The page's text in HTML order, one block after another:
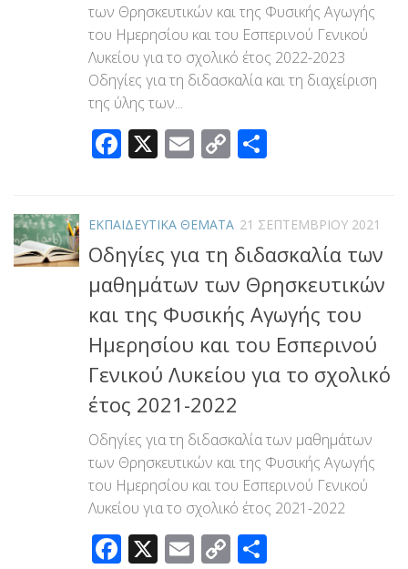
των Θρησκευτικών και της Φυσικής Αγωγής
του Ημερησίου και του Εσπερινού Γενικού
Λυκείου για το σχολικό έτος 2022-2023
Οδηγίες για τη διδασκαλία και τη διαχείριση
της ύλης των...
Facebook
X Email
Copy
ΕΚΠΑΙΔΕΥΤΙΚΑ ΘΕΜΑΤΑ 21 ΣΕΠΤΕΜΒΡΊΟΥ 2021
Οδηγίες για τη διδασκαλία των
μαθημάτων των Θρησκευτικών
και της Φυσικής Αγωγής του
Ημερησίου και του Εσπερινού
Γενικού Λυκείου για το σχολικό
έτος 2021-2022
Οδηγίες για τη διδασκαλία των μαθημάτων
των Θρησκευτικών και της Φυσικής Αγωγής
του Ημερησίου και του Εσπερινού Γενικού
Λυκείου για το σχολικό έτος 2021-2022
Facebook
X Email
Copy